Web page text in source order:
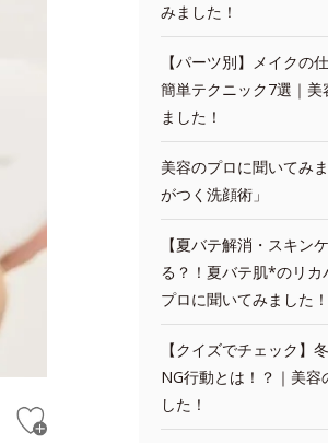
みました！
【パーツ別】メイクの
簡単テクニック7選｜
ました！
美容のプロに聞いてみ
がつく洗顔術」
【夏バテ解消・スキン
る？！夏バテ肌*のリ
プロに聞いてみました！
【クイズでチェック】
NG行動とは！？｜美容
した！